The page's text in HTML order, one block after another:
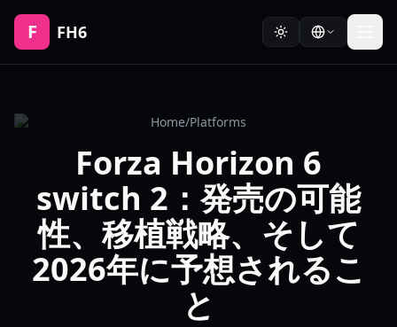
F FH6
Home/Platforms
Forza Horizon 6
switch 2：発売の可能
性、移植戦略、そして
2026年に予想されるこ
と